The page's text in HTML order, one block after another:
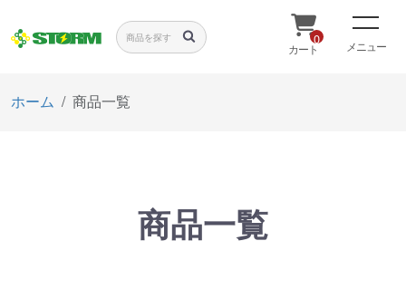
0
カート メニュー
ホーム 商品一覧
商品一覧